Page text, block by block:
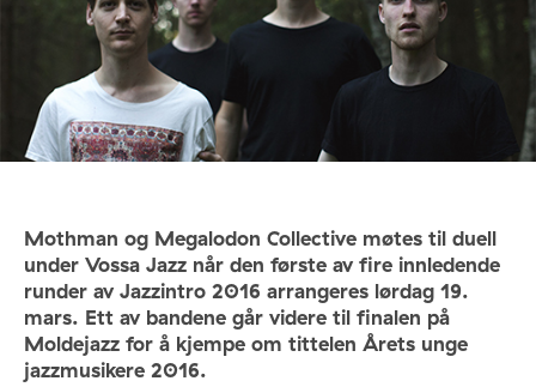
Mothman og Megalodon Collective møtes til duell
under Vossa Jazz når den første av fire innledende
runder av Jazzintro 2016 arrangeres lørdag 19.
mars. Ett av bandene går videre til finalen på
Moldejazz for å kjempe om tittelen Årets unge
jazzmusikere 2016.